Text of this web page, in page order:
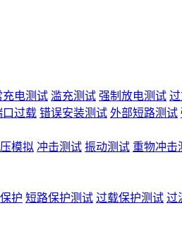
充电测试 滥充测试 强制放电测试
口过载 错误安装测试 外部短路测试
模拟 冲击测试 振动测试 重物冲击
护 短路保护测试 过载保护测试 过